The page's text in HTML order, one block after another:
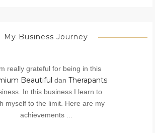
My Business Journey
really grateful for being in this
Beautiful dan Therapants
In this business I learn to
myself to the limit. Here are my
achievements ...